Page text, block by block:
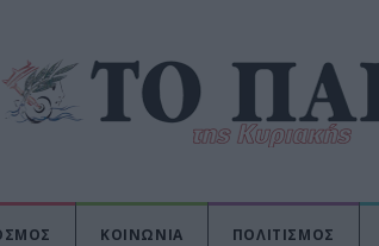
ΚΟΙΝΩΝΙΑ ΠΟΛΙΤΙΣΜΟΣ